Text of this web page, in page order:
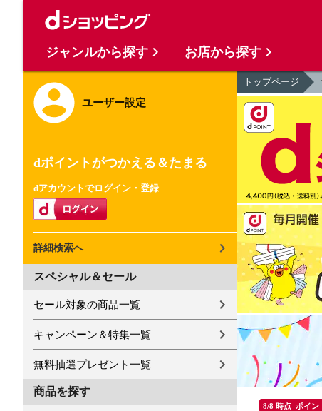
ユーザー設定
dポイントがつかえる＆たまる
dアカウントでログイン・登録
詳細検索へ
スペシャル＆セール
セール対象の商品一覧
キャンペーン＆特集一覧
無料抽選プレゼント一覧
商品を探す
トップページ
8/8 時点_ポイン
ジャンルから探す お店から探す